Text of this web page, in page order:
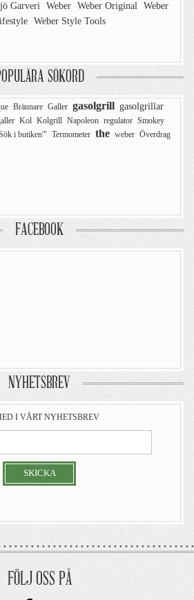
Garveri Weber Weber Original Weber
Weber Style Tools
SÖKORD
Brännare Galler gasolgrill gasolgrillar
Kol Kolgrill Napoleon regulator Smokey
i butiken'" Termometer the weber Överdrag
FACEBOOK
NYHETSBREV
I VÅRT NYHETSBREV
SKICKA
FÖLJ OSS PÅ